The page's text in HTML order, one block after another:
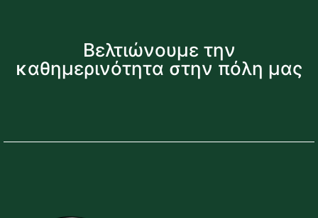
Βελτιώνουμε την
καθημερινότητα στην πόλη μας